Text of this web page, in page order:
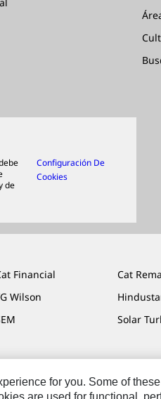
de
Configuración De
Cookies
Financial Cat
Wilson
Solar
for you. Some of
are used for functional,